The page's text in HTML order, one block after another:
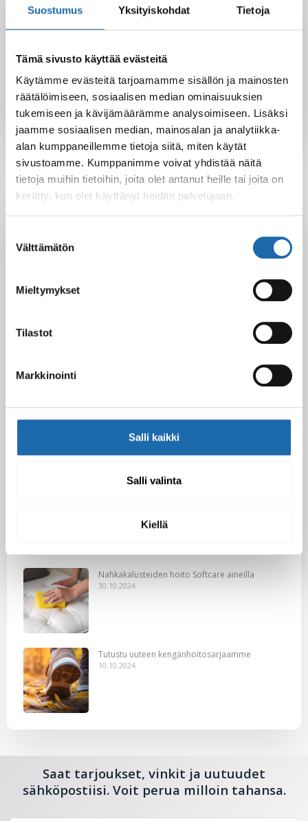
Suostumus Yksityiskohdat Tietoja
Tämä sivusto käyttää evästeitä
Käytämme evästeitä tarjoamamme sisällön ja mainosten
räätälöimiseen, sosiaalisen median ominaisuuksien
tukemiseen ja kävijämäärämme analysoimiseen. Lisäksi
jaamme sosiaalisen median, mainosalan ja analytiikka-
alan kumppaneillemme tietoja siitä, miten käytät
sivustoamme. Kumppanimme voivat yhdistää näitä
tietoja muihin tietoihin, joita olet antanut heille tai joita on
kerätty, kun olet käyttänyt heidän palvelujaan.
valinta
Välttämätön
Mieltymykset
Tilastot
Markkinointi
Salli kaikki
Salli valinta
Kiellä
Twitter
Reijo
Nahkakalusteiden hoito Softcare aineilla
30.10.2024
Tutustu uuteen kengänhoitosarjaamme
10.10.2024
Saat tarjoukset, vinkit ja uutuudet
sähköpostiisi. Voit perua milloin tahansa.